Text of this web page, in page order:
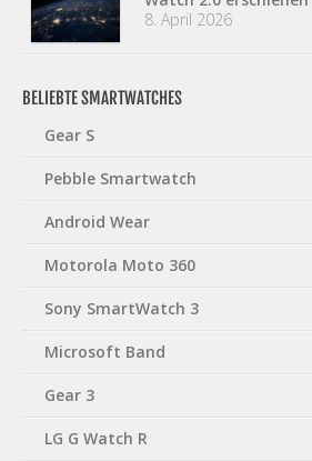
8. April 2026
BELIEBTE SMARTWATCHES
Gear S
Pebble Smartwatch
Android Wear
Motorola Moto 360
Sony SmartWatch 3
Microsoft Band
Gear 3
LG G Watch R